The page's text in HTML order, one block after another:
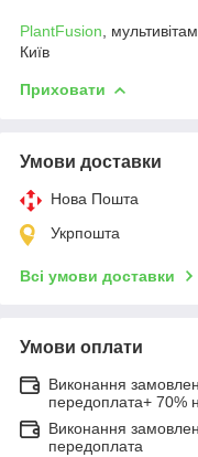
PlantFusion ,
Київ
Приховати
Умови доставки
Нова Пошта
Укрпошта
Всі умови доставки
Умови оплати
Виконання
передоплата+ 70%
Виконання
передоплата